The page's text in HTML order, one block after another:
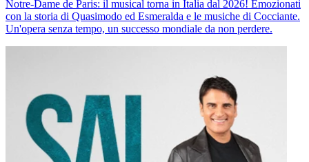
Notre-Dame de Paris: il musical torna in Italia dal 2026! Emozionati
con la storia di Quasimodo ed Esmeralda e le musiche di Cocciante.
Un'opera senza tempo, un successo mondiale da non perdere.